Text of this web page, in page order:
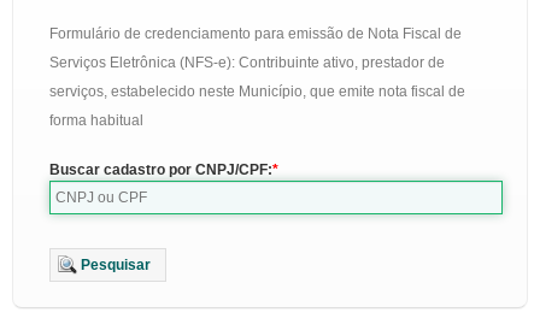
Formulário de credenciamento para emissão de Nota Fiscal de
Serviços Eletrônica (NFS-e): Contribuinte ativo, prestador de
serviços, estabelecido neste Município, que emite nota fiscal de
forma habitual
Buscar cadastro por CNPJ/CPF:
Pesquisar